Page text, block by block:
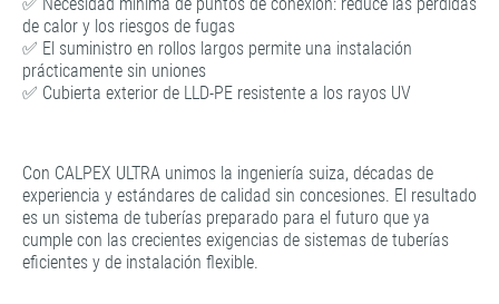
de calor y los riesgos de fugas
✅ El suministro en rollos largos permite una instalación
prácticamente sin uniones
✅ Cubierta exterior de LLD-PE resistente a los rayos UV
Con CALPEX ULTRA unimos la ingeniería suiza, décadas de
experiencia y estándares de calidad sin concesiones. El resultado
es un sistema de tuberías preparado para el futuro que ya
cumple con las crecientes exigencias de sistemas de tuberías
eficientes y de instalación flexible.